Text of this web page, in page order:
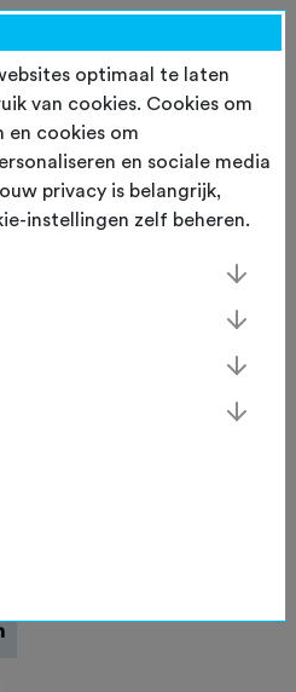
optimaal te laten
van cookies. Cookies om
en cookies om
en sociale media
privacy is belangrijk,
instellingen zelf beheren.